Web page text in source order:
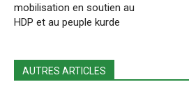
mobilisation en soutien au
HDP et au peuple kurde
AUTRES ARTICLES